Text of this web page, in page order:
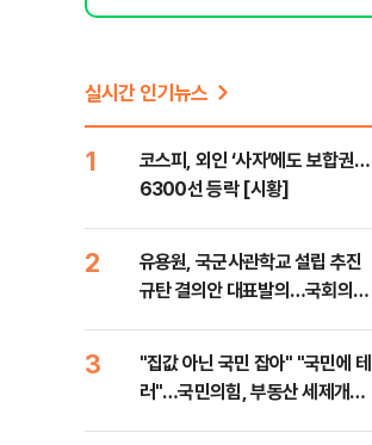
실시간 인기뉴스
1
코스피, 외인 ‘사자’에도 보합권…
6300선 등락 [시황]
2
유용원, 국군사관학교 설립 추진
규탄 결의안 대표발의…국회의원
3
"집값 아닌 국민 잡아" "국민에 테
러"…국민의힘, 부동산 세제개편